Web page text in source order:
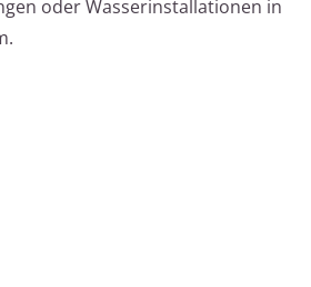
oder Wasserinstallationen in